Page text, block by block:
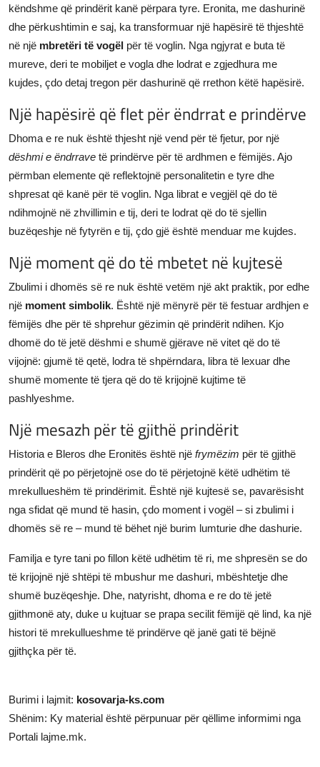
këndshme që prindërit kanë përpara tyre. Eronita, me dashurinë
dhe përkushtimin e saj, ka transformuar një hapësirë të thjeshtë
në një mbretëri të vogël për të voglin. Nga ngjyrat e buta të
mureve, deri te mobiljet e vogla dhe lodrat e zgjedhura me
kujdes, çdo detaj tregon për dashurinë që rrethon këtë hapësirë.
Një hapësirë që flet për ëndrrat e prindërve
Dhoma e re nuk është thjesht një vend për të fjetur, por një
dëshmi e ëndrrave të prindërve për të ardhmen e fëmijës. Ajo
përmban elemente që reflektojnë personalitetin e tyre dhe
shpresat që kanë për të voglin. Nga librat e vegjël që do të
ndihmojnë në zhvillimin e tij, deri te lodrat që do të sjellin
buzëqeshje në fytyrën e tij, çdo gjë është menduar me kujdes.
Një moment që do të mbetet në kujtesë
Zbulimi i dhomës së re nuk është vetëm një akt praktik, por edhe
një moment simbolik. Është një mënyrë për të festuar ardhjen e
fëmijës dhe për të shprehur gëzimin që prindërit ndihen. Kjo
dhomë do të jetë dëshmi e shumë gjërave në vitet që do të
vijojnë: gjumë të qetë, lodra të shpërndara, libra të lexuar dhe
shumë momente të tjera që do të krijojnë kujtime të
pashlyeshme.
Një mesazh për të gjithë prindërit
Historia e Bleros dhe Eronitës është një frymëzim për të gjithë
prindërit që po përjetojnë ose do të përjetojnë këtë udhëtim të
mrekullueshëm të prindërimit. Është një kujtesë se, pavarësisht
nga sfidat që mund të hasin, çdo moment i vogël – si zbulimi i
dhomës së re – mund të bëhet një burim lumturie dhe dashurie.
Familja e tyre tani po fillon këtë udhëtim të ri, me shpresën se do
të krijojnë një shtëpi të mbushur me dashuri, mbështetje dhe
shumë buzëqeshje. Dhe, natyrisht, dhoma e re do të jetë
gjithmonë aty, duke u kujtuar se prapa secilit fëmijë që lind, ka një
histori të mrekullueshme të prindërve që janë gati të bëjnë
gjithçka për të.
Burimi i lajmit: kosovarja-ks.com
Shënim: Ky material është përpunuar për qëllime informimi nga
Portali lajme.mk.